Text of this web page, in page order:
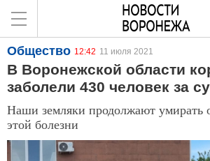
Общество 12:42 11 июля 2021
В Воронежской области
заболели 430 человек за
Наши земляки продолжают умирать
этой болезни